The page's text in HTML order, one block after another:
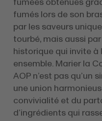
fumés lors de son
par les saveurs
tourbé, mais aussi
historique qui invite
ensemble. Marier la
AOP n’est pas qu’un
une union
convivialité et du
d’ingrédients qui